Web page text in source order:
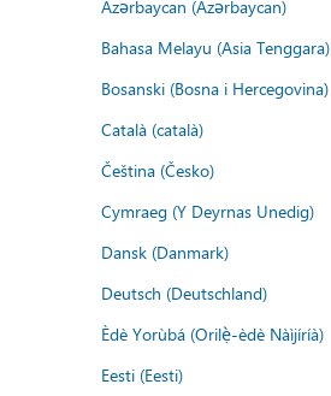
Azərbaycan (Azərbaycan)
Bahasa Melayu (Asia Tenggara)
Bosanski (Bosna i Hercegovina)
Català (català)
Čeština (Česko)
Cymraeg (Y Deyrnas Unedig)
Dansk (Danmark)
Deutsch (Deutschland)
Èdè Yorùbá (Orilẹ̀-èdè Nàìjíríà)
Eesti (Eesti)